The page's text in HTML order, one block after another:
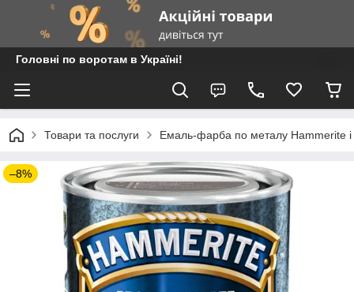
Головні по воротам в Україні!
Товари та послуги Емаль-фарба по металу Hammerite і
–8%